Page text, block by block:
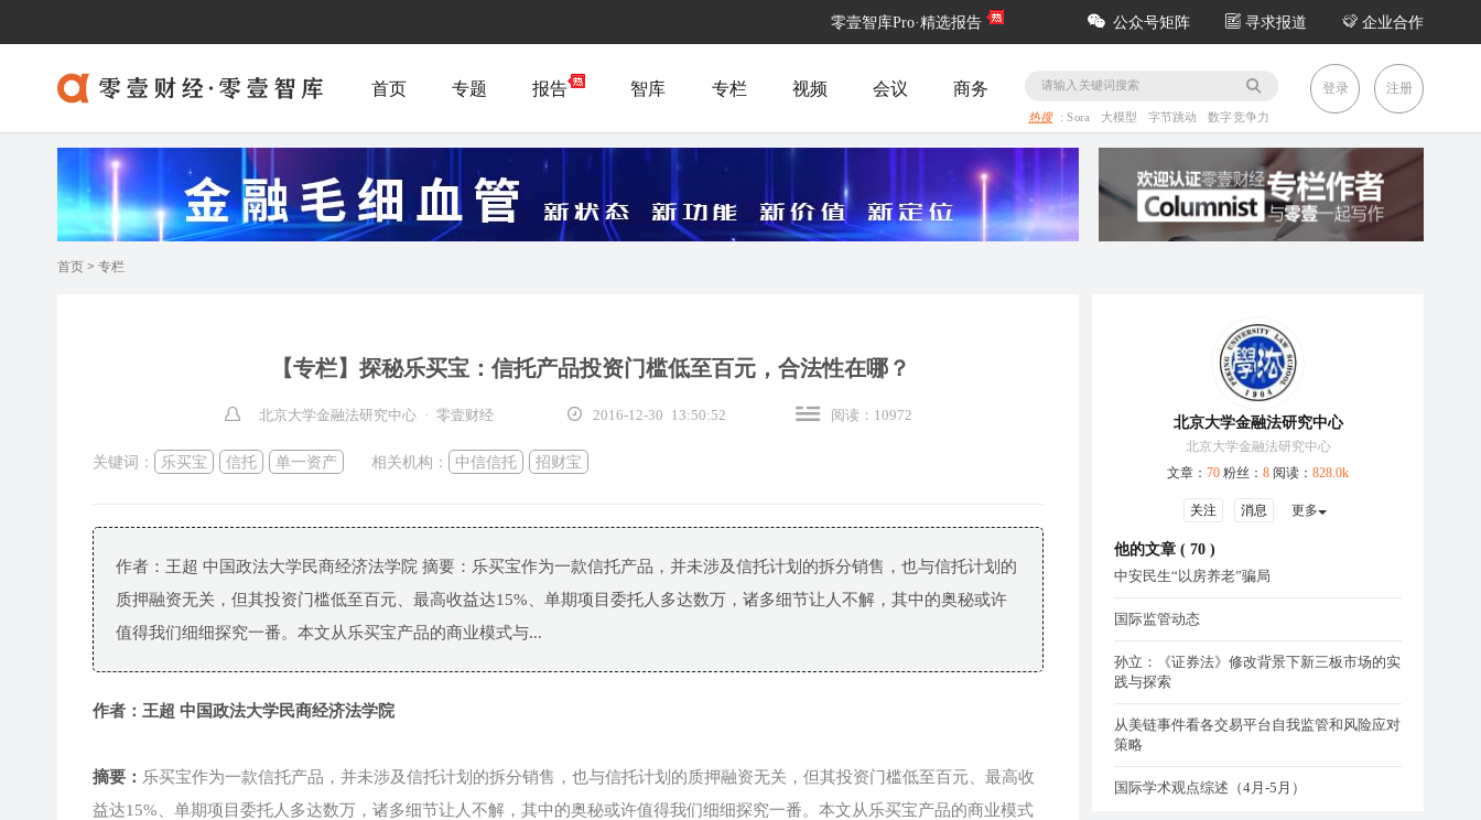
零壹智库Pro·精选报告 公众号矩阵 寻求报道 企业合作
首页 专题 报告 智库 专栏 视频 会议 商务
热搜 :Sora 大模型 字节跳动 数字竞争力
登录 注册
首页 > 专栏
【专栏】探秘乐买宝：信托产品投资门槛低至百元，合法性在哪？
北京大学金融法研究中心 · 零壹财经 2016-12-30 13:50:52 阅读：10972
关键词： 乐买宝 信托 单一资产 相关机构： 中信信托 招财宝
作者：王超 中国政法大学民商经济法学院 摘要：乐买宝作为一款信托产品，并未涉及信托计划的拆分销售，也与信托计划的
质押融资无关，但其投资门槛低至百元、最高收益达15%、单期项目委托人多达数万，诸多细节让人不解，其中的奥秘或许
值得我们细细探究一番。本文从乐买宝产品的商业模式与...
作者：王超 中国政法大学民商经济法学院
摘要： 乐买宝作为一款信托产品，并未涉及信托计划的拆分销售，也与信托计划的质押融资无关，但其投资门槛低至百元、最高收
益达15%、单期项目委托人多达数万，诸多细节让人不解，其中的奥秘或许值得我们细细探究一番。本文从乐买宝产品的商业模式
北京大学金融法研究中心
北京大学金融法研究中心
文章： 70 粉丝： 8 阅读： 828.0k
关注 消息 更多
他的文章 ( 70 )
中安民生“以房养老”骗局
国际监管动态
孙立：《证券法》修改背景下新三板市场的实
践与探索
从美链事件看各交易平台自我监管和风险应对
策略
国际学术观点综述（4月-5月）